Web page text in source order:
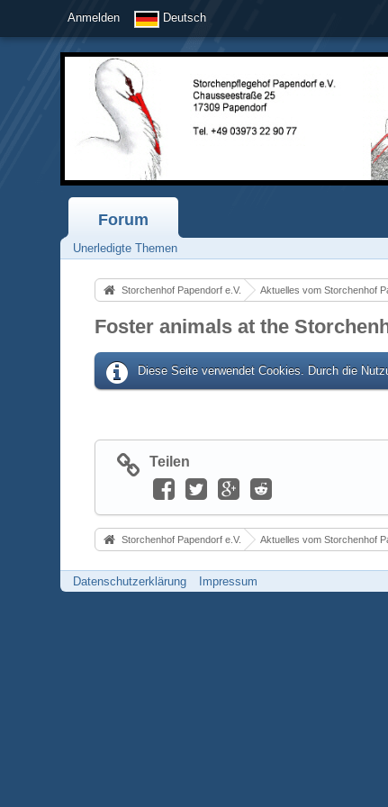
Anmelden Deutsch
Forum
Unerledigte Themen
Storchenhof Papendorf e.V. Aktuelles vom Storchenhof
Foster animals at the
Diese Seite verwendet Cookies. Durch die
Teilen
Storchenhof Papendorf e.V. Aktuelles vom Storchenhof
Datenschutzerklärung Impressum